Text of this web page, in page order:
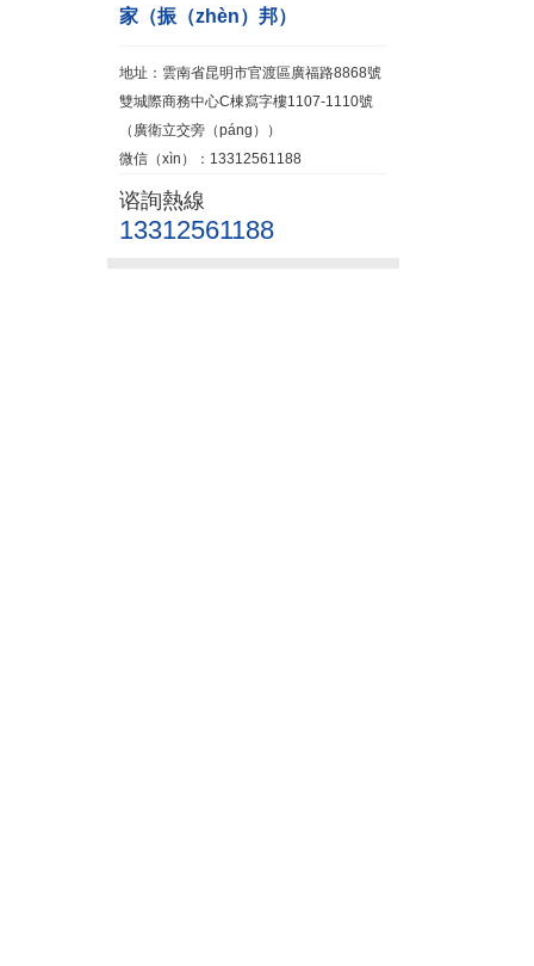
家（振（zhèn）邦）
地址：雲南省昆明市官渡區廣福路8868號
雙城際商務中心C棟寫字樓1107-1110號
（廣衛立交旁（páng））
微信（xìn）：13312561188
谘詢熱線
13312561188